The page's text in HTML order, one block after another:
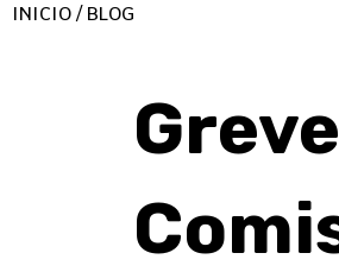
INICIO / BLOG